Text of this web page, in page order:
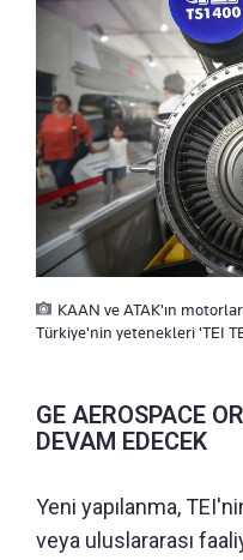
KAAN ve ATAK'ın
Türkiye'nin yetenekleri 'TEI
GE AEROSPACE
DEVAM EDECEK
Yeni yapılanma,
veya uluslararası